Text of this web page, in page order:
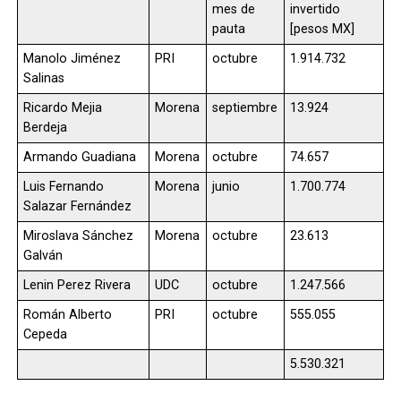
mes de
pauta
invertido
[pesos MX]
Manolo Jiménez
Salinas
PRI octubre 1.914.732
Ricardo Mejia
Berdeja
Morena septiembre 13.924
Armando Guadiana Morena octubre
74.657
Luis Fernando
Salazar Fernández
Morena junio 1.700.774
Miroslava Sánchez
Galván
Morena octubre 23.613
Lenin Perez Rivera UDC octubre
1.247.566
Román Alberto
Cepeda
PRI octubre 555.055
5.530.321